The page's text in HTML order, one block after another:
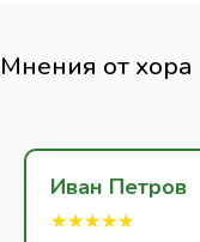
Мнения от хора
Иван Петров
★★★★★